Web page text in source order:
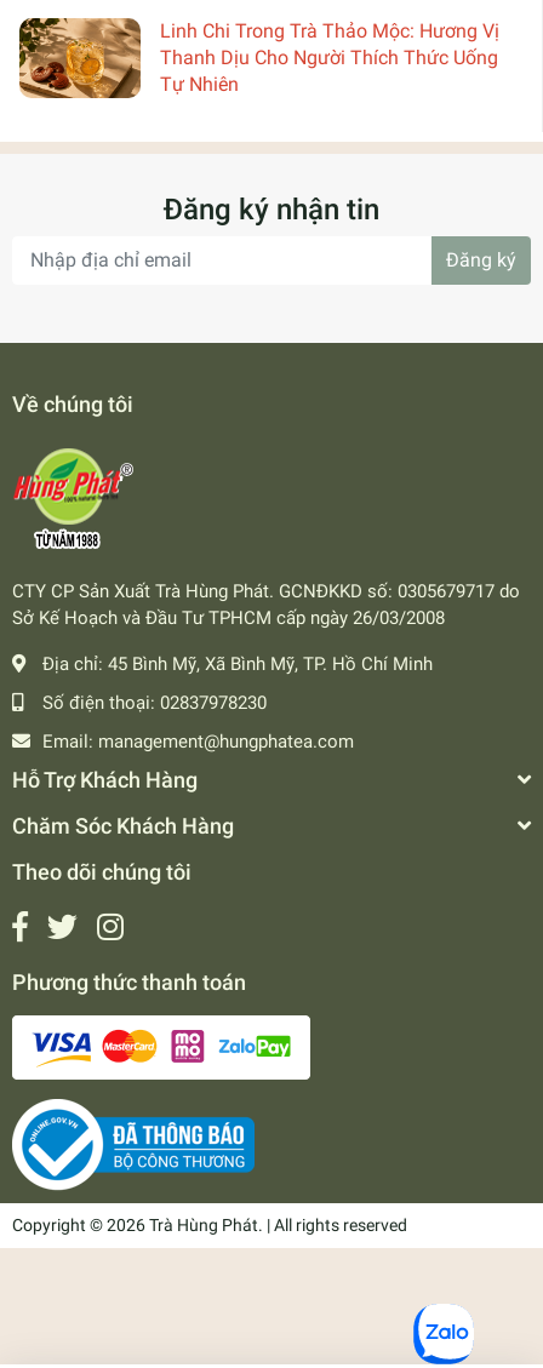
Linh Chi Trong Trà Thảo Mộc: Hương Vị
Thanh Dịu Cho Người Thích Thức Uống
Tự Nhiên
Đăng ký nhận tin
Đăng ký
Về chúng tôi
CTY CP Sản Xuất Trà Hùng Phát. GCNĐKKD số: 0305679717 do
Sở Kế Hoạch và Đầu Tư TPHCM cấp ngày 26/03/2008
Địa chỉ: 45 Bình Mỹ, Xã Bình Mỹ, TP. Hồ Chí Minh
Số điện thoại: 02837978230
Email: management@hungphatea.com
Hỗ Trợ Khách Hàng
Chăm Sóc Khách Hàng
Theo dõi chúng tôi
Phương thức thanh toán
Copyright © 2026 Trà Hùng Phát. | All rights reserved